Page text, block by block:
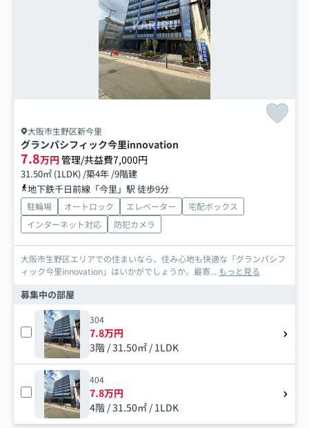
大阪市生野区新今里
グランパシフィック今里innovation
7.8万円 管理/共益費7,000円
31.50㎡ (1LDK) /築4年 /9階建
地下鉄千日前線「今里」駅 徒歩9分
駐輪場 オートロック エレベーター
宅配ボックス
インターネット対応
防犯カメラ
大阪市生野区エリアでの住まいなら、住み心地も快適な「グランパシフ
ィック今里innovation」はいかがでしょうか。最寄... もっと見る
募集中の部屋
304
7.8万円
3階 / 31.50㎡ / 1LDK
404
7.8万円
4階 / 31.50㎡ / 1LDK